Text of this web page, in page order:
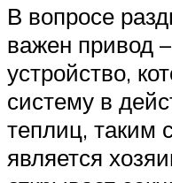
В вопросе
важен привод
устройство,
систему в
теплиц, таким
является